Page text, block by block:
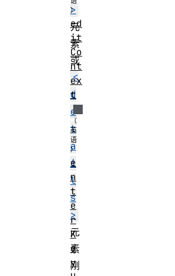
>
元
素
或
<
d
e
t
a
i
l
s
>
元
素
刚
ed
it
Co
nt
ex
t
e
n
t
e
r
K
e
y